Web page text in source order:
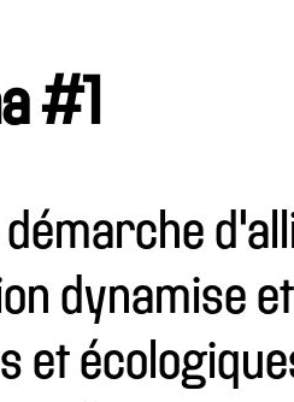
#1
démarche
dynamise
et